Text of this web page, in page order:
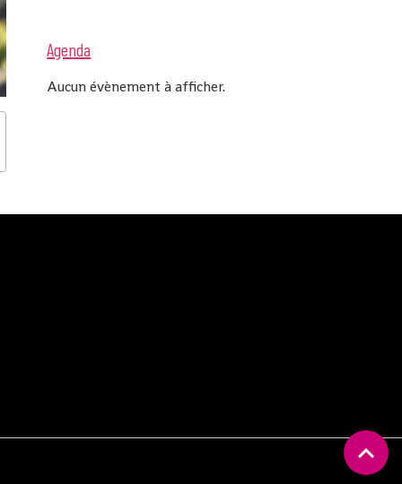
Agenda
Aucun évènement à afficher.